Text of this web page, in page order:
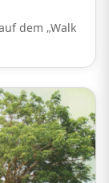
dem „Walk